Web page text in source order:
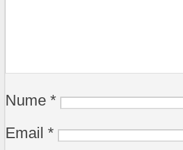
Nume *
Email *